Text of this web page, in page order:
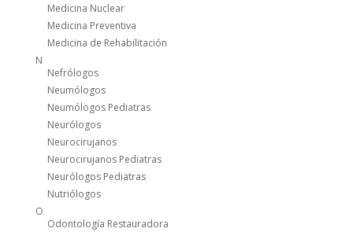
Medicina Nuclear
Medicina Preventiva
Medicina de Rehabilitación
N
Nefrólogos
Neumólogos
Neumólogos Pediatras
Neurólogos
Neurocirujanos
Neurocirujanos Pediatras
Neurólogos Pediatras
Nutriólogos
O
Odontología Restauradora